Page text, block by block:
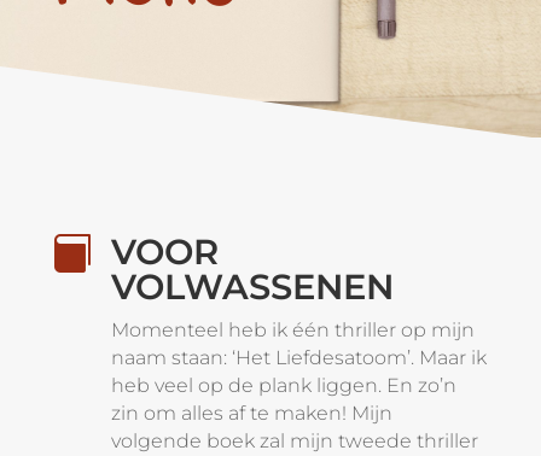
 VOOR
VOLWASSENEN
Momenteel heb ik één thriller op mijn
naam staan: ‘Het Liefdesatoom’. Maar ik
heb veel op de plank liggen. En zo’n
zin om alles af te maken! Mijn
volgende boek zal mijn tweede thriller